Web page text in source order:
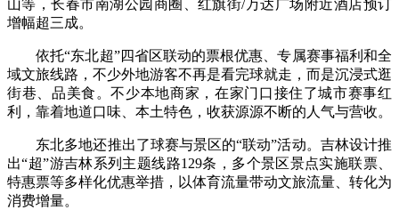
山等，长春市南湖公园商圈、红旗街/万达广场附近酒店预订
增幅超三成。
依托“东北超”四省区联动的票根优惠、专属赛事福利和全
域文旅线路，不少外地游客不再是看完球就走，而是沉浸式逛
街巷、品美食。不少本地商家，在家门口接住了城市赛事红
利，靠着地道口味、本土特色，收获源源不断的人气与营收。
东北多地还推出了球赛与景区的“联动”活动。吉林设计推
出“超”游吉林系列主题线路129条，多个景区景点实施联票、
特惠票等多样化优惠举措，以体育流量带动文旅流量、转化为
消费增量。